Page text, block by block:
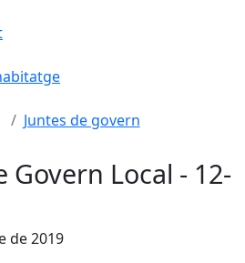
Juntes de govern
Govern Local - 12-
de 2019